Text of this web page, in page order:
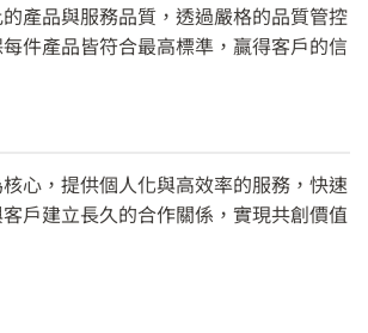
產品與服務品質，透過嚴格的品質管控
件產品皆符合最高標準，贏得客戶的信
心，提供個人化與高效率的服務，快速
戶建立長久的合作關係，實現共創價值